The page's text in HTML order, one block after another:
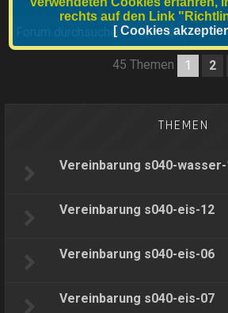
Suche
45 Themen 1 2
THEMEN
Vereinbarung s040-
Vereinbarung s040-eis-12
Vereinbarung s040-eis-06
Vereinbarung s040-eis-07
rechts auf den Link
[ Cookies